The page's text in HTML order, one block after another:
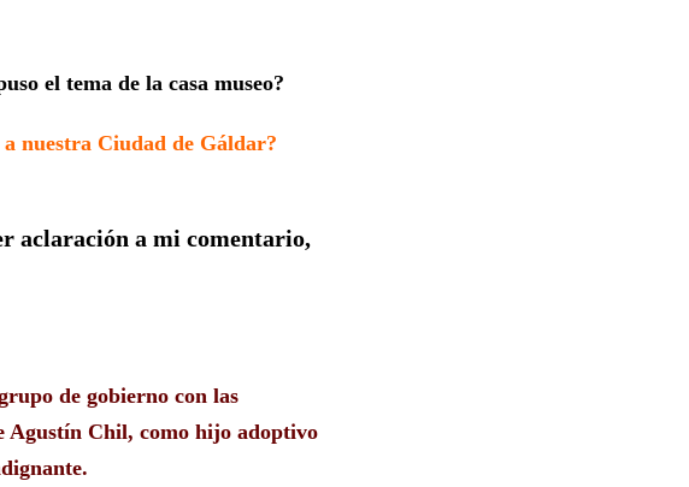
el tema de la casa museo?
nuestra Ciudad de Gáldar?
aclaración a mi comentario,
de gobierno con las
Agustín Chil, como hijo adoptivo